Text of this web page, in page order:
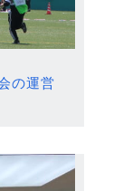
の運営